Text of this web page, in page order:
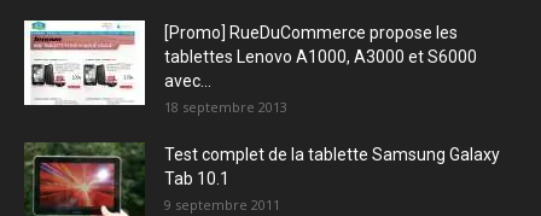
[Promo] RueDuCommerce propose les
tablettes Lenovo A1000, A3000 et S6000
avec...
18 septembre 2013
Test complet de la tablette Samsung Galaxy
Tab 10.1
9 septembre 2011